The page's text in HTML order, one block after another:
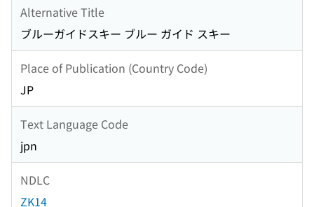
Alternative Title
ブルーガイドスキー ブルー ガイド スキー
Place of Publication (Country Code)
JP
Text Language Code
jpn
NDLC
ZK14